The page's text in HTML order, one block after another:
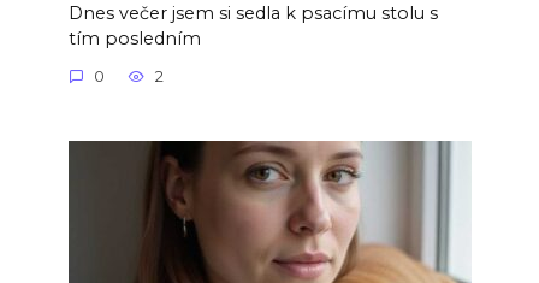
Dnes večer jsem si sedla k psacímu stolu s
tím posledním
0 2